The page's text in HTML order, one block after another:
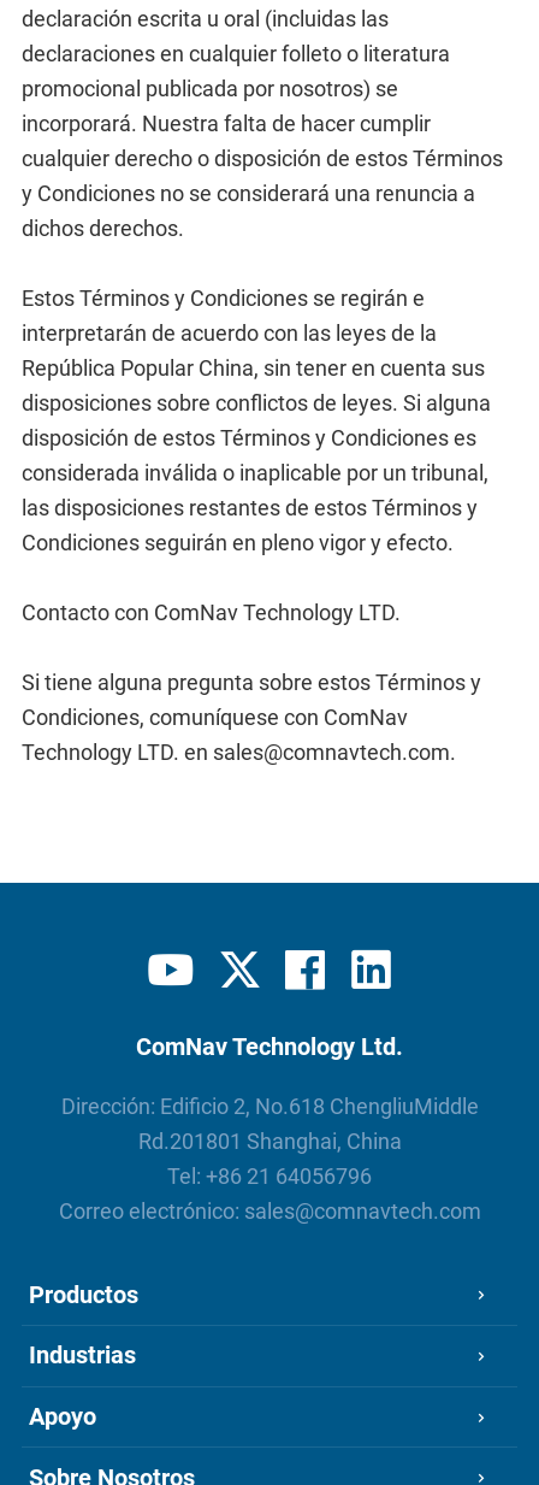
declaración escrita u oral (incluidas las
declaraciones en cualquier folleto o literatura
promocional publicada por nosotros) se
incorporará. Nuestra falta de hacer cumplir
cualquier derecho o disposición de estos Términos
y Condiciones no se considerará una renuncia a
dichos derechos.
Estos Términos y Condiciones se regirán e
interpretarán de acuerdo con las leyes de la
República Popular China, sin tener en cuenta sus
disposiciones sobre conflictos de leyes. Si alguna
disposición de estos Términos y Condiciones es
considerada inválida o inaplicable por un tribunal,
las disposiciones restantes de estos Términos y
Condiciones seguirán en pleno vigor y efecto.
Contacto con ComNav Technology LTD.
Si tiene alguna pregunta sobre estos Términos y
Condiciones, comuníquese con ComNav
Technology LTD. en sales@comnavtech.com.
ComNav Technology Ltd.
Dirección: Edificio 2, No.618 ChengliuMiddle
Rd.201801 Shanghai, China
Tel: +86 21 64056796
Correo electrónico: sales@comnavtech.com
Productos
Industrias
Apoyo
Sobre Nosotros